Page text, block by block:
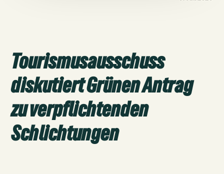
Tourismusausschuss
diskutiert Grünen Antrag
zu verpflichtenden
Schlichtungen